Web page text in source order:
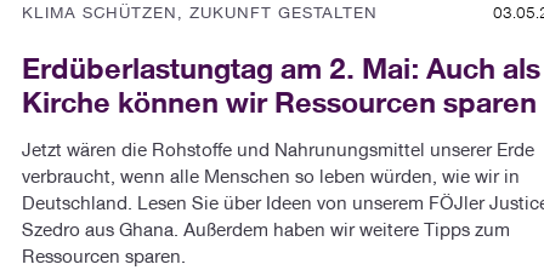
KLIMA SCHÜTZEN, ZUKUNFT GESTALTEN
Erdüberlastungtag am 2. Mai: Auch als
Kirche können wir Ressourcen sparen
Jetzt wären die Rohstoffe und Nahrunungsmittel unserer Erde
verbraucht, wenn alle Menschen so leben würden, wie wir in
Deutschland. Lesen Sie über Ideen von unserem FÖJler
Szedro aus Ghana. Außerdem haben wir weitere Tipps zum
Ressourcen sparen.